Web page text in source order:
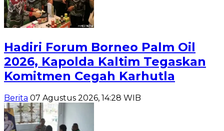
Hadiri Forum Borneo Palm Oil
2026, Kapolda Kaltim Tegaskan
Komitmen Cegah Karhutla
Berita 07 Agustus 2026, 14:28 WIB